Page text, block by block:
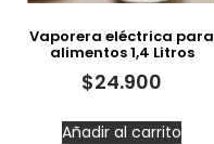
Vaporera eléctrica para
alimentos 1,4 Litros
$24.900
Añadir al carrito